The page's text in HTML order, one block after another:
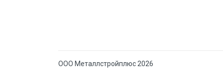
ООО Металлстройплюс 2026